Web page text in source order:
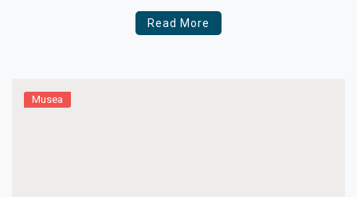
vocale hart van deze bijzondere formatie aangevuld
door de vocale kwaliteiten van Daniël Guilliamse die
Read More
Musea